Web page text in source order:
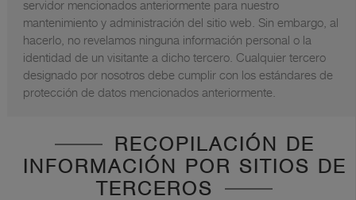
servidor mencionados anteriormente para nuestro
mantenimiento y administración del sitio web. Sin embargo, al
hacerlo, no revelamos ninguna información personal o la
identidad de un visitante a dicho tercero. Cualquier tercero
designado por nosotros debe cumplir con los estándares de
protección de datos mencionados anteriormente.
RECOPILACIÓN DE
INFORMACIÓN POR SITIOS DE
TERCEROS